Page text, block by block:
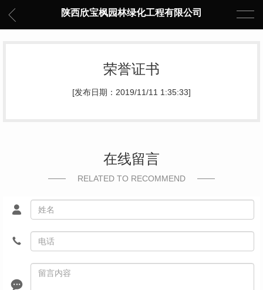
陕西欣宝枫园林绿化工程有限公司
荣誉证书
[发布日期：2019/11/11 1:35:33]
在线留言
RELATED TO RECOMMEND